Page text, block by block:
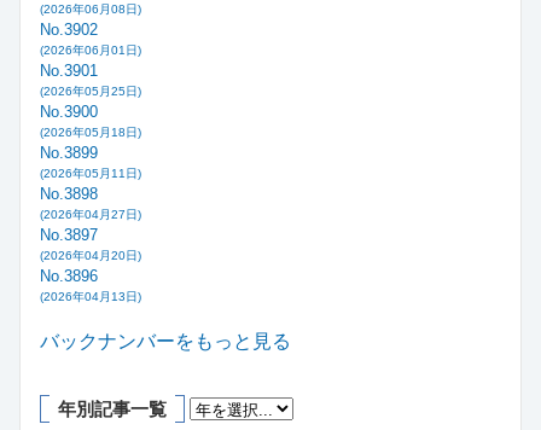
(2026年06月08日)
No.3902
(2026年06月01日)
No.3901
(2026年05月25日)
No.3900
(2026年05月18日)
No.3899
(2026年05月11日)
No.3898
(2026年04月27日)
No.3897
(2026年04月20日)
No.3896
(2026年04月13日)
バックナンバーをもっと見る
年別記事一覧